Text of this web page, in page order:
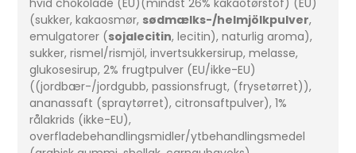
hvid chokolade (EU)(mindst 26% kakaotørstof) (EU)
(sukker, kakaosmør, sødmælks-/helmjölkpulver,
emulgatorer (sojalecitin, lecitin), naturlig aroma),
sukker, rismel/rismjöl, invertsukkersirup, melasse,
glukosesirup, 2% frugtpulver (EU/ikke-EU)
((jordbær-/jordgubb, passionsfrugt, (frysetørret)),
ananassaft (spraytørret), citronsaftpulver), 1%
rålakrids (ikke-EU),
overfladebehandlingsmidler/ytbehandlingsmedel